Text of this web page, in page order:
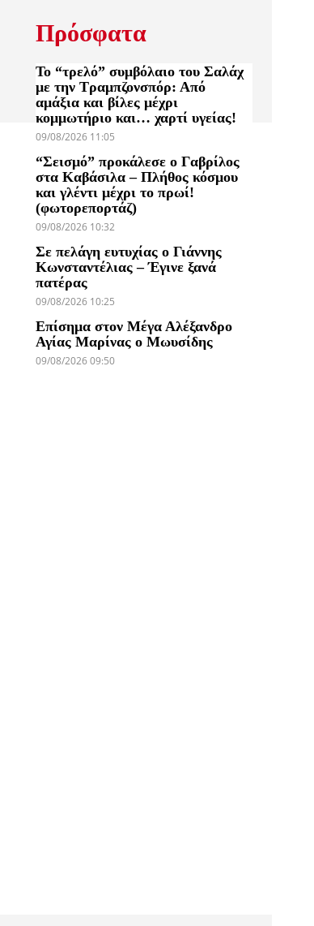
Πρόσφατα
Το “τρελό” συμβόλαιο του Σαλάχ
με την Τραμπζονσπόρ: Από
αμάξια και βίλες μέχρι
κομμωτήριο και… χαρτί υγείας!
09/08/2026 11:05
“Σεισμό” προκάλεσε ο Γαβρίλος
στα Καβάσιλα – Πλήθος κόσμου
και γλέντι μέχρι το πρωί!
(φωτορεπορτάζ)
09/08/2026 10:32
Σε πελάγη ευτυχίας ο Γιάννης
Κωνσταντέλιας – Έγινε ξανά
πατέρας
09/08/2026 10:25
Επίσημα στον Μέγα Αλέξανδρο
Αγίας Μαρίνας ο Μωυσίδης
09/08/2026 09:50